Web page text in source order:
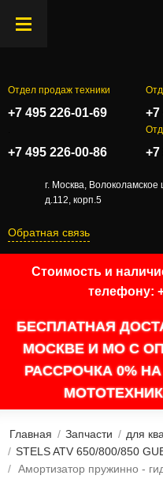
Отдел продаж техники
+7 495 226-01-69 +7
+7 495 226-00-86 +7
г. Москва, Волоколамское
д.112, корп.5
Обратная связь
Стоимость и
телефону:
БЕСПЛАТНАЯ
МОСКВЕ И МО С
РАССРОЧКА 0%
Главная / Запчасти / для
/ STELS ATV 650/800/850
/ Амортизатор пружинно -